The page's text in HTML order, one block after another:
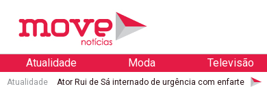
Atualidade Moda Televisão
Atualidade Ator Rui de Sá internado de urgência com enfarte